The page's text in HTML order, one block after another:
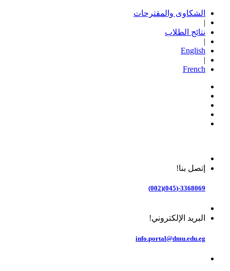
الشكاوى والمقترحات
|
نتائج الطلاب
|
English
|
French
إتصل بنا!
3368069-(045)(002)
البريد الإلكتروني!
info.portal@dmu.edu.eg